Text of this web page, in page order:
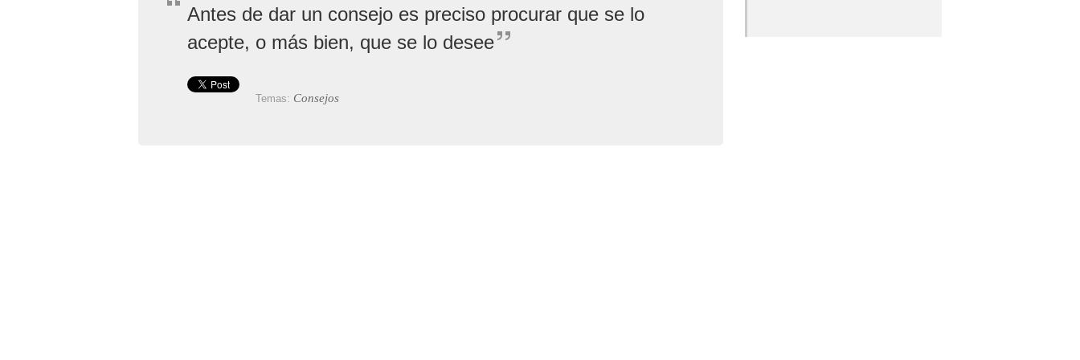
Antes de dar un consejo es preciso procurar que se lo
acepte, o más bien, que se lo desee
Temas: Consejos